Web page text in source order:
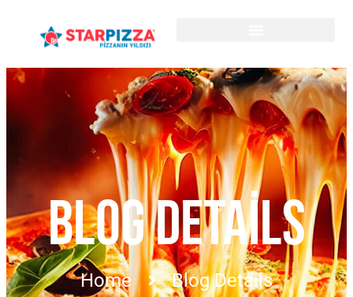
BLOG DETAILS
Home Blog Details